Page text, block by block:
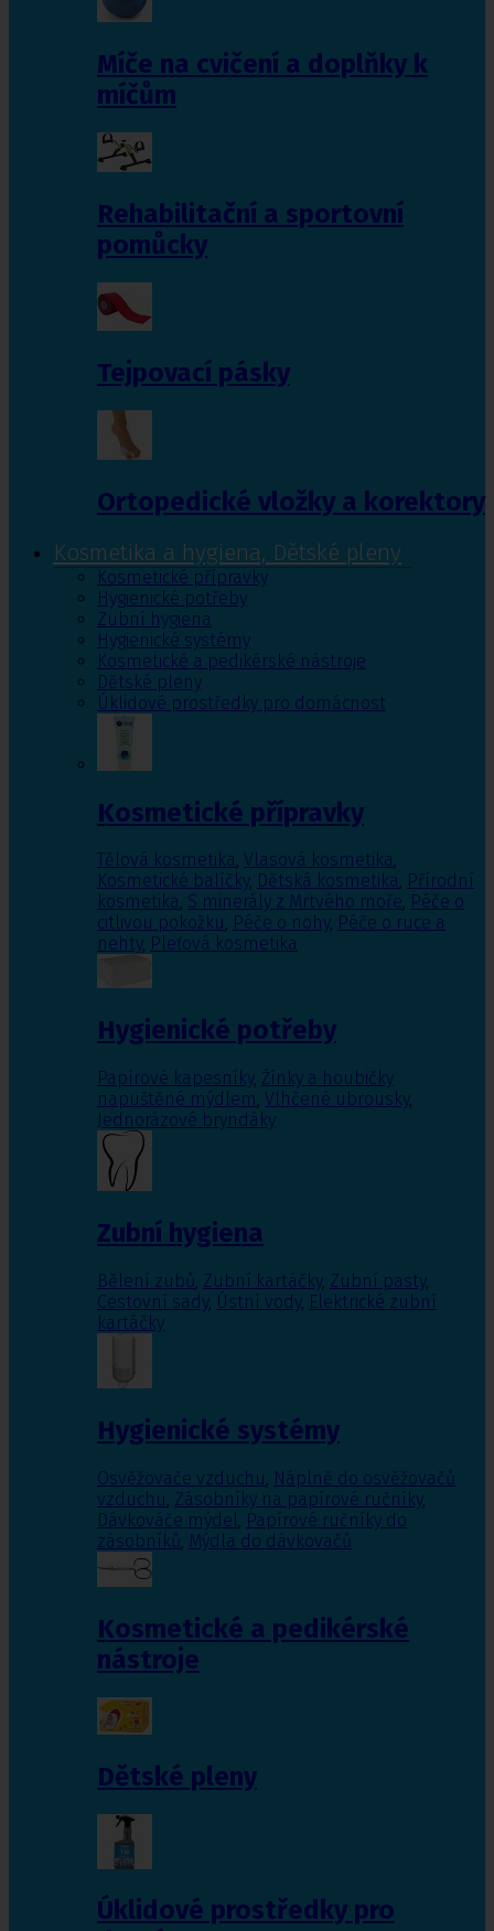
Míče na cvičení a doplňky k
míčům
Rehabilitační a sportovní
pomůcky
Tejpovací pásky
Ortopedické vložky a korektory
Kosmetika a hygiena, Dětské pleny
Kosmetické přípravky
Hygienické potřeby
Zubní hygiena
Hygienické systémy
Kosmetické a pedikérské nástroje
Dětské pleny
Úklidové prostředky pro domácnost
Kosmetické přípravky
Tělová kosmetika, Vlasová kosmetika,
Kosmetické balíčky, Dětská kosmetika, Přírodní
kosmetika, S minerály z Mrtvého moře, Péče o
citlivou pokožku, Péče o nohy, Péče o ruce a
nehty, Pleťová kosmetika
Hygienické potřeby
Papírové kapesníky, Žínky a houbičky
napuštěné mýdlem, Vlhčené ubrousky,
Jednorázové bryndáky
Zubní hygiena
Bělení zubů, Zubní kartáčky, Zubní pasty,
Cestovní sady, Ústní vody, Elektrické zubní
kartáčky
Hygienické systémy
Osvěžovače vzduchu, Náplně do osvěžovačů
vzduchu, Zásobníky na papírové ručníky,
Dávkováče mýdel, Papírové ručníky do
zásobníků, Mýdla do dávkovačů
Kosmetické a pedikérské
nástroje
Dětské pleny
Úklidové prostředky pro